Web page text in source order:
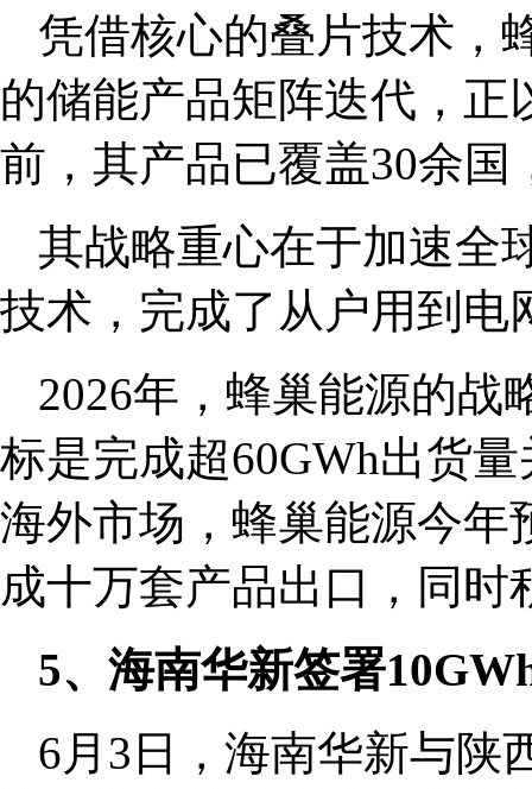
凭借核心的叠片技术，
的储能产品矩阵迭代，
前，其产品已覆盖30余国
其战略重心在于加速全
技术，完成了从户用到电
2026年，蜂巢能源的战
标是完成超60GWh出货
海外市场，蜂巢能源今年
成十万套产品出口，同
5、海南华新签署
6月3日，海南华新与陕